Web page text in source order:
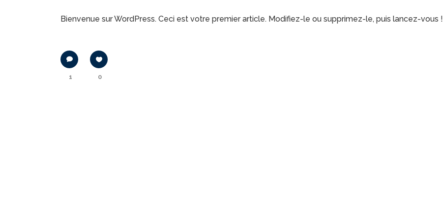
Bienvenue sur WordPress. Ceci est votre premier article. Modifiez-le ou supprimez-le, puis lancez-vous !
1 0